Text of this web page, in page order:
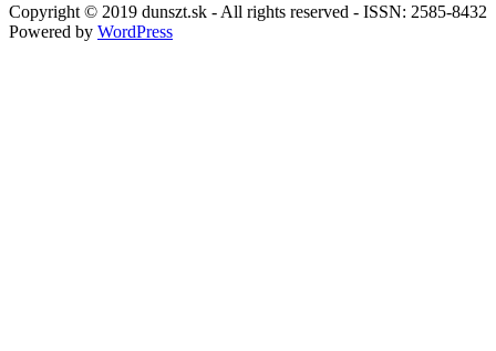
Copyright © 2019 dunszt.sk - All rights reserved - ISSN: 2585-8432
Powered by WordPress